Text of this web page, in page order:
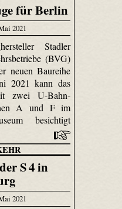
für Berlin
2021
Stadler
(BVG)
neuen Baureihe
2021 kann das
zwei U-Bahn-
A und F im
besichtigt
S 4 in
2021